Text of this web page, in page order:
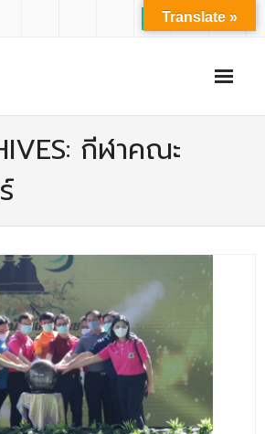
า มหาวิทยาลัยสวนดุสิต
คณะ
าสตร์และเทคโนโลยี
กีฬาคณะ
Translate »